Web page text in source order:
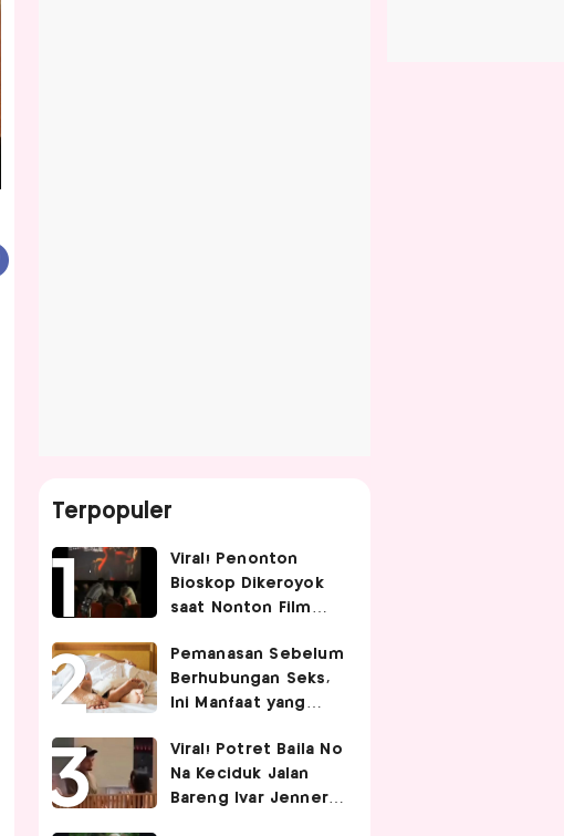
Terpopuler
Viral! Penonton
Bioskop Dikeroyok
saat Nonton Film
Pemanasan Sebelum
Berhubungan Seks,
Ini Manfaat yang
Pasangan
Viral! Potret Baila No
Na Keciduk Jalan
Bareng Ivar Jenner,